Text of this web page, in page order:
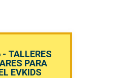
TALLERES
PARA
EVKIDS